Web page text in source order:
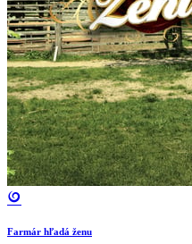
Farmár hľadá ženu